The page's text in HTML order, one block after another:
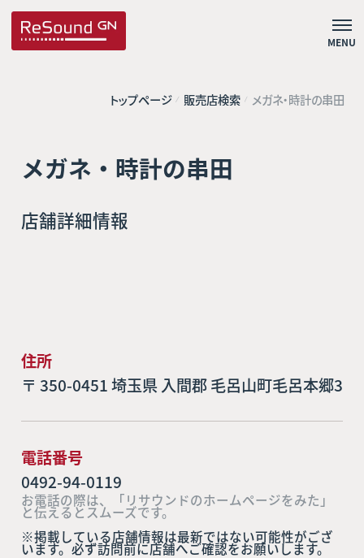
MENU
トップページ 販売店検索 メガネ・時計の串田
メガネ・時計の串田
店舗詳細情報
住所
〒 350-0451 埼玉県 入間郡 毛呂山町毛呂本郷3
電話番号
0492-94-0119
お電話の際は、「リサウンドのホームページをみた」
と伝えるとスムーズです。
※掲載している店舗情報は最新ではない可能性がござ
います。必ず訪問前に店舗へご確認をお願いします。